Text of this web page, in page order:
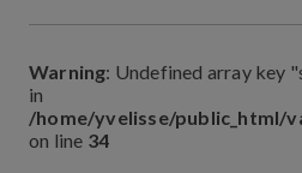
Warning: Undefined array key
in
/home/yvelisse/public_html/
on line 34